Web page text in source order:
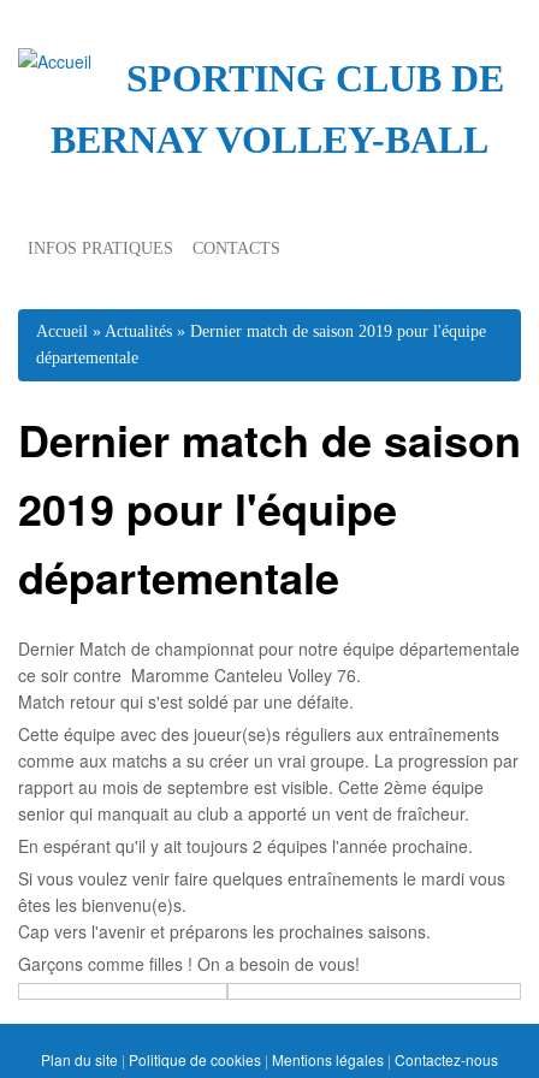
SPORTING CLUB DE
BERNAY VOLLEY-BALL
INFOS PRATIQUES CONTACTS
Vous êtes ici
Accueil » Actualités » Dernier match de saison 2019 pour l'équipe
départementale
Dernier match de saison
2019 pour l'équipe
départementale
Dernier Match de championnat pour notre équipe départementale
ce soir contre Maromme Canteleu Volley 76.
Match retour qui s'est soldé par une défaite.
Cette équipe avec des joueur(se)s réguliers aux entraînements
comme aux matchs a su créer un vrai groupe. La progression par
rapport au mois de septembre est visible. Cette 2ème équipe
senior qui manquait au club a apporté un vent de fraîcheur.
En espérant qu'il y ait toujours 2 équipes l'année prochaine.
Si vous voulez venir faire quelques entraînements le mardi vous
êtes les bienvenu(e)s.
Cap vers l'avenir et préparons les prochaines saisons.
Garçons comme filles ! On a besoin de vous!
Plan du site | Politique de cookies | Mentions légales | Contactez-nous